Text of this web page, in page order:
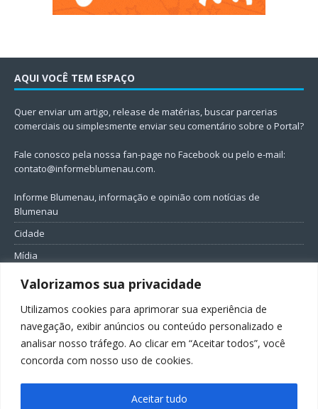
Valorizamos sua privacidade
Utilizamos cookies para aprimorar sua experiência de
navegação, exibir anúncios ou conteúdo personalizado e
analisar nosso tráfego. Ao clicar em “Aceitar todos”, você
concorda com nosso uso de cookies.
Aceitar tudo
AQUI VOCÊ TEM ESPAÇO
Quer enviar um artigo, release de matérias, buscar parcerias
comerciais ou simplesmente enviar seu comentário sobre o Portal?
Fale conosco pela nossa fan-page no Facebook ou pelo e-mail:
contato@informeblumenau.com.
Informe Blumenau, informação e opinião com notícias de
Blumenau
Cidade
Mídia
Entretenimento
Política
FIQUE CONECTADO